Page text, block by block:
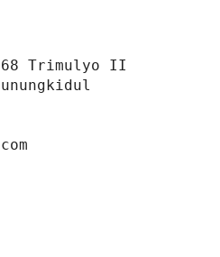
68 Trimulyo II